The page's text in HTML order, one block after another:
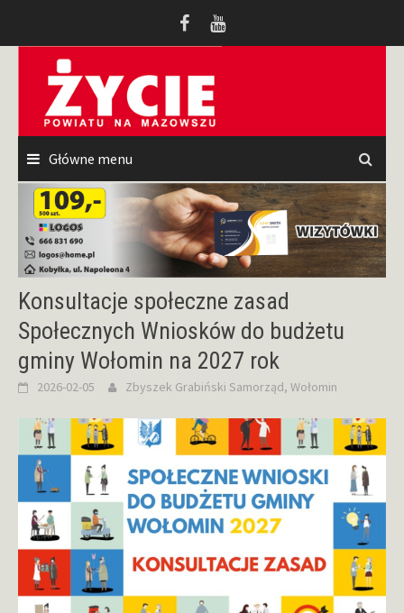
Główne menu
Konsultacje społeczne zasad
Społecznych Wniosków do budżetu
gminy Wołomin na 2027 rok
2026-02-05 Zbyszek Grabiński Samorząd, Wołomin